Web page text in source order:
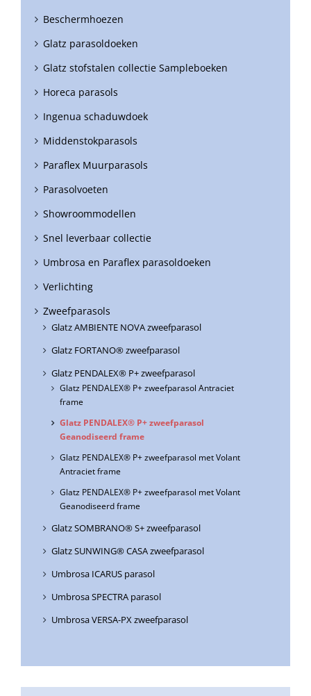
Beschermhoezen
Glatz parasoldoeken
Glatz stofstalen collectie Sampleboeken
Horeca parasols
Ingenua schaduwdoek
Middenstokparasols
Paraflex Muurparasols
Parasolvoeten
Showroommodellen
Snel leverbaar collectie
Umbrosa en Paraflex parasoldoeken
Verlichting
Zweefparasols
Glatz AMBIENTE NOVA zweefparasol
Glatz FORTANO® zweefparasol
Glatz PENDALEX® P+ zweefparasol
Glatz PENDALEX® P+ zweefparasol Antraciet
frame
Glatz PENDALEX® P+ zweefparasol
Geanodiseerd frame
Glatz PENDALEX® P+ zweefparasol met Volant
Antraciet frame
Glatz PENDALEX® P+ zweefparasol met Volant
Geanodiseerd frame
Glatz SOMBRANO® S+ zweefparasol
Glatz SUNWING® CASA zweefparasol
Umbrosa ICARUS parasol
Umbrosa SPECTRA parasol
Umbrosa VERSA-PX zweefparasol